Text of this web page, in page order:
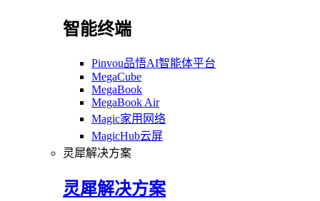
智能终端
Pinvou品悟AI智能体平台
MegaCube
MegaBook
MegaBook Air
Magic家用网络
MagicHub云屏
灵犀解决方案
灵犀解决方案